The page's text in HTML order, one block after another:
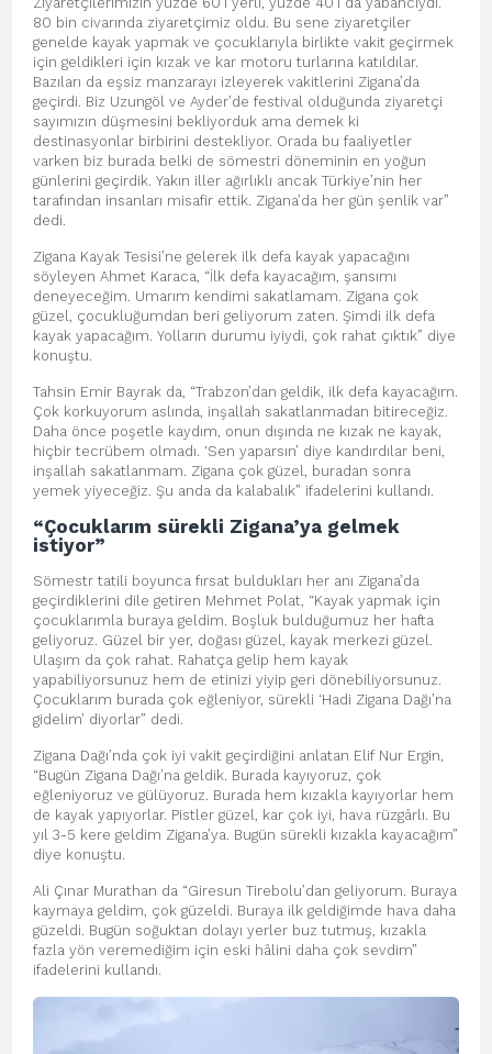
80 bin civarında ziyaretçimiz oldu. Bu sene ziyaretçiler
genelde kayak yapmak ve çocuklarıyla birlikte vakit geçirmek
için geldikleri için kızak ve kar motoru turlarına katıldılar.
Bazıları da eşsiz manzarayı izleyerek vakitlerini Zigana’da
geçirdi. Biz Uzungöl ve Ayder’de festival olduğunda ziyaretçi
sayımızın düşmesini bekliyorduk ama demek ki
destinasyonlar birbirini destekliyor. Orada bu faaliyetler
varken biz burada belki de sömestri döneminin en yoğun
günlerini geçirdik. Yakın iller ağırlıklı ancak Türkiye’nin her
tarafından insanları misafir ettik. Zigana’da her gün şenlik var”
dedi.
Zigana Kayak Tesisi’ne gelerek ilk defa kayak yapacağını
söyleyen Ahmet Karaca, “İlk defa kayacağım, şansımı
deneyeceğim. Umarım kendimi sakatlamam. Zigana çok
güzel, çocukluğumdan beri geliyorum zaten. Şimdi ilk defa
kayak yapacağım. Yolların durumu iyiydi, çok rahat çıktık” diye
konuştu.
Tahsin Emir Bayrak da, “Trabzon’dan geldik, ilk defa kayacağım.
Çok korkuyorum aslında, inşallah sakatlanmadan bitireceğiz.
Daha önce poşetle kaydım, onun dışında ne kızak ne kayak,
hiçbir tecrübem olmadı. ‘Sen yaparsın’ diye kandırdılar beni,
inşallah sakatlanmam. Zigana çok güzel, buradan sonra
yemek yiyeceğiz. Şu anda da kalabalık” ifadelerini kullandı.
“Çocuklarım sürekli Zigana’ya gelmek
istiyor”
Sömestr tatili boyunca fırsat buldukları her anı Zigana’da
geçirdiklerini dile getiren Mehmet Polat, “Kayak yapmak için
çocuklarımla buraya geldim. Boşluk bulduğumuz her hafta
geliyoruz. Güzel bir yer, doğası güzel, kayak merkezi güzel.
Ulaşım da çok rahat. Rahatça gelip hem kayak
yapabiliyorsunuz hem de etinizi yiyip geri dönebiliyorsunuz.
Çocuklarım burada çok eğleniyor, sürekli ‘Hadi Zigana Dağı’na
gidelim’ diyorlar” dedi.
Zigana Dağı’nda çok iyi vakit geçirdiğini anlatan Elif Nur Ergin,
“Bugün Zigana Dağı’na geldik. Burada kayıyoruz, çok
eğleniyoruz ve gülüyoruz. Burada hem kızakla kayıyorlar hem
de kayak yapıyorlar. Pistler güzel, kar çok iyi, hava rüzgârlı. Bu
yıl 3-5 kere geldim Zigana’ya. Bugün sürekli kızakla kayacağım”
diye konuştu.
Ali Çınar Murathan da “Giresun Tirebolu’dan geliyorum. Buraya
kaymaya geldim, çok güzeldi. Buraya ilk geldiğimde hava daha
güzeldi. Bugün soğuktan dolayı yerler buz tutmuş, kızakla
fazla yön veremediğim için eski hâlini daha çok sevdim”
ifadelerini kullandı.